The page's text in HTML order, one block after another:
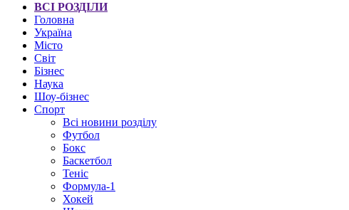
ВСІ РОЗДІЛИ
Головна
Україна
Місто
Світ
Бізнес
Наука
Шоу-бізнес
Спорт
Всі новини розділу
Футбол
Бокс
Баскетбол
Теніс
Формула-1
Хокей